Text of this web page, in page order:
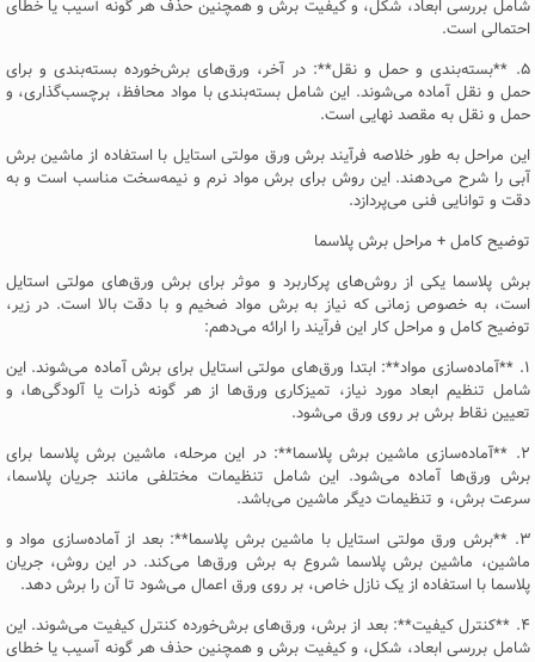
شامل بررسی ابعاد، شکل، و کیفیت برش و همچنین حذف هر گونه آسیب یا خطای
احتمالی است.
۵. **بسته‌بندی و حمل و نقل**: در آخر، ورق‌های برش‌خورده بسته‌بندی و برای
حمل و نقل آماده می‌شوند. این شامل بسته‌بندی با مواد محافظ، برچسب‌گذاری، و
حمل و نقل به مقصد نهایی است.
این مراحل به طور خلاصه فرآیند برش ورق مولتی استایل با استفاده از ماشین برش
آبی را شرح می‌دهند. این روش برای برش مواد نرم و نیمه‌سخت مناسب است و به
دقت و توانایی فنی می‌پردازد.
توضیح کامل + مراحل برش پلاسما
برش پلاسما یکی از روش‌های پرکاربرد و موثر برای برش ورق‌های مولتی استایل
است، به خصوص زمانی که نیاز به برش مواد ضخیم و با دقت بالا است. در زیر،
توضیح کامل و مراحل کار این فرآیند را ارائه می‌دهم:
۱. **آماده‌سازی مواد**: ابتدا ورق‌های مولتی استایل برای برش آماده می‌شوند. این
شامل تنظیم ابعاد مورد نیاز، تمیزکاری ورق‌ها از هر گونه ذرات یا آلودگی‌ها، و
تعیین نقاط برش بر روی ورق می‌شود.
۲. **آماده‌سازی ماشین برش پلاسما**: در این مرحله، ماشین برش پلاسما برای
برش ورق‌ها آماده می‌شود. این شامل تنظیمات مختلفی مانند جریان پلاسما،
سرعت برش، و تنظیمات دیگر ماشین می‌باشد.
۳. **برش ورق مولتی استایل با ماشین برش پلاسما**: بعد از آماده‌سازی مواد و
ماشین، ماشین برش پلاسما شروع به برش ورق‌ها می‌کند. در این روش، جریان
پلاسما با استفاده از یک نازل خاص، بر روی ورق اعمال می‌شود تا آن را برش دهد.
۴. **کنترل کیفیت**: بعد از برش، ورق‌های برش‌خورده کنترل کیفیت می‌شوند. این
شامل بررسی ابعاد، شکل، و کیفیت برش و همچنین حذف هر گونه آسیب یا خطای